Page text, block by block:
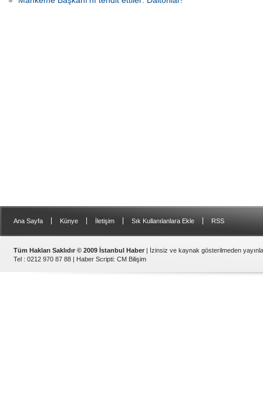
Ana Sayfa Künye İletişim Sık Kullanılanlara Ekle RSS
Tüm Hakları Saklıdır © 2009 İstanbul Haber | İzinsiz ve kaynak gösterilmeden
Tel : 0212 970 87 88 | Haber Scripti: CM Bilişim